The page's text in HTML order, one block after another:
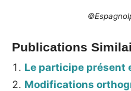
Publications
Le participe présent
Modifications